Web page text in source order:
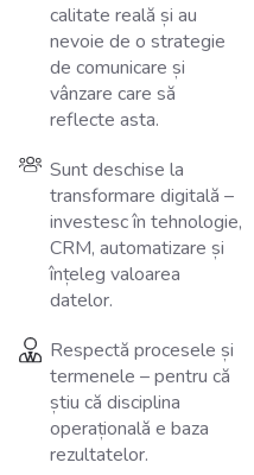
calitate reală și au
nevoie de o strategie
de comunicare și
vânzare care să
reflecte asta.
Sunt deschise la
transformare digitală –
investesc în tehnologie,
CRM, automatizare și
înțeleg valoarea
datelor.
Respectă procesele și
termenele – pentru că
știu că disciplina
operațională e baza
rezultatelor.